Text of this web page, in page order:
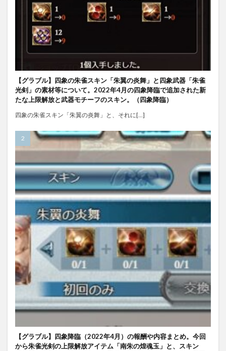
【グラブル】四象の朱雀スキン「朱翼の炎舞」と四象武器「朱雀
光剣」の素材等について。2022年4月の四象降臨で追加された新
たな上限解放と武器モチーフのスキン。（四象降臨）
四象の朱雀スキン「朱翼の炎舞」と、それに[…]
【グラブル】四象降臨（2022年4月）の報酬や内容まとめ。今回
から朱雀光剣の上限解放アイテム「南朱の煌魂玉」と、スキン